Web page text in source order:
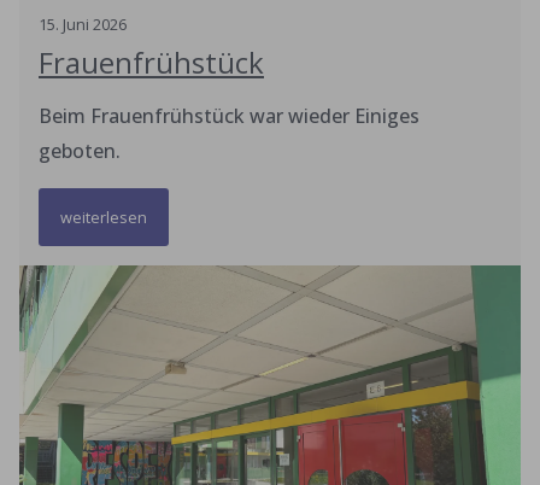
15. Juni 2026
Frauenfrühstück
Beim Frauenfrühstück war wieder Einiges
geboten.
weiterlesen